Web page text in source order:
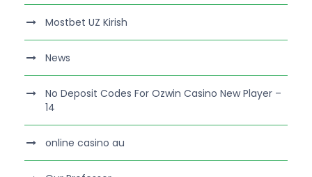
Mostbet UZ Kirish
News
No Deposit Codes For Ozwin Casino New Player –
14
online casino au